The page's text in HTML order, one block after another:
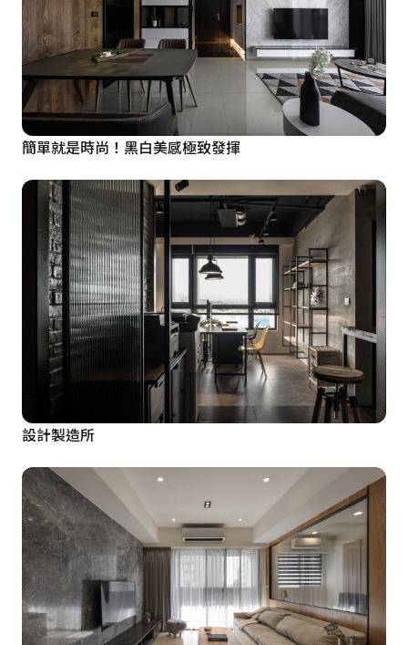
簡單就是時尚！黑白美感極致發揮
設計製造所